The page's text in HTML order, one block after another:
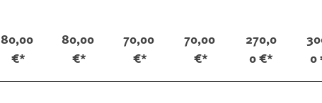
80,00
€*
80,00
€*
70,00
€*
70,00
€*
270,0
0 €*
0